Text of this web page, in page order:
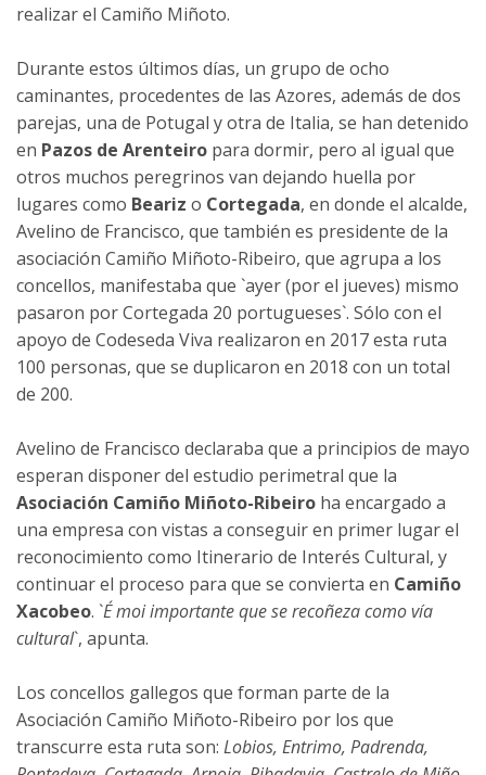
realizar el Camiño Miñoto.
Durante estos últimos días, un grupo de ocho
caminantes, procedentes de las Azores, además de dos
parejas, una de Potugal y otra de Italia, se han detenido
en Pazos de Arenteiro para dormir, pero al igual que
otros muchos peregrinos van dejando huella por
lugares como Beariz o Cortegada, en donde el alcalde,
Avelino de Francisco, que también es presidente de la
asociación Camiño Miñoto-Ribeiro, que agrupa a los
concellos, manifestaba que `ayer (por el jueves) mismo
pasaron por Cortegada 20 portugueses`. Sólo con el
apoyo de Codeseda Viva realizaron en 2017 esta ruta
100 personas, que se duplicaron en 2018 con un total
de 200.
Avelino de Francisco declaraba que a principios de mayo
esperan disponer del estudio perimetral que la
Asociación Camiño Miñoto-Ribeiro ha encargado a
una empresa con vistas a conseguir en primer lugar el
reconocimiento como Itinerario de Interés Cultural, y
continuar el proceso para que se convierta en Camiño
Xacobeo. `É moi importante que se recoñeza como vía
cultural`, apunta.
Los concellos gallegos que forman parte de la
Asociación Camiño Miñoto-Ribeiro por los que
transcurre esta ruta son: Lobios, Entrimo, Padrenda,